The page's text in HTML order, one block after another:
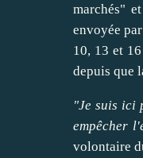
marchés"
envoyée
10, 13 et
depuis que
"Je suis ici
empêcher l'
volontaire